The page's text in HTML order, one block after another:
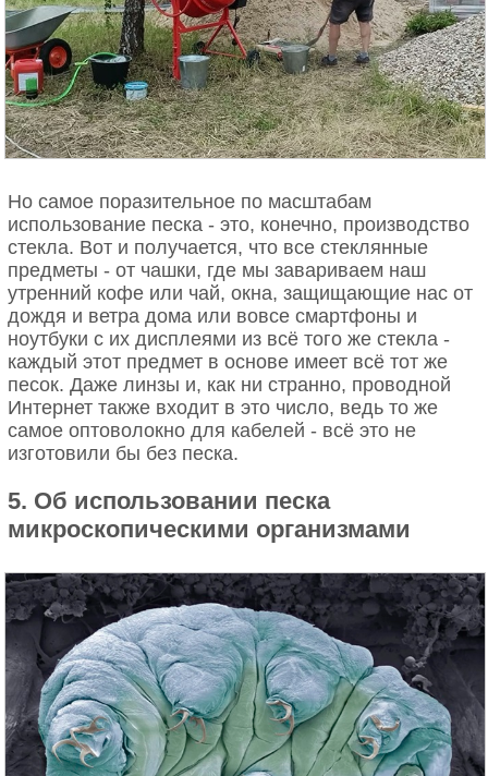
Но самое поразительное по масштабам
использование песка - это, конечно, производство
стекла. Вот и получается, что все стеклянные
предметы - от чашки, где мы завариваем наш
утренний кофе или чай, окна, защищающие нас от
дождя и ветра дома или вовсе смартфоны и
ноутбуки с их дисплеями из всё того же стекла -
каждый этот предмет в основе имеет всё тот же
песок. Даже линзы и, как ни странно, проводной
Интернет также входит в это число, ведь то же
самое оптоволокно для кабелей - всё это не
изготовили бы без песка.
5. Об использовании песка
микроскопическими организмами